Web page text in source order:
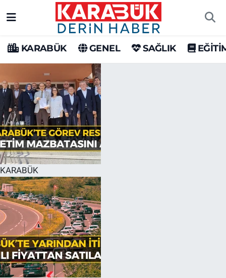
KARABÜK GENEL SAĞLIK
KARABÜK
Karabük Hava Durumu
Karabük Trafik Yoğunluk Haritası
Süper Lig Puan Durumu ve Fikstür
Tüm Manşetler
Son Dakika Haberleri
Haber Arşivi